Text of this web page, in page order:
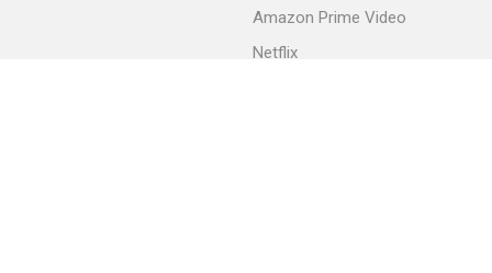
Amazon Prime Video
Netflix